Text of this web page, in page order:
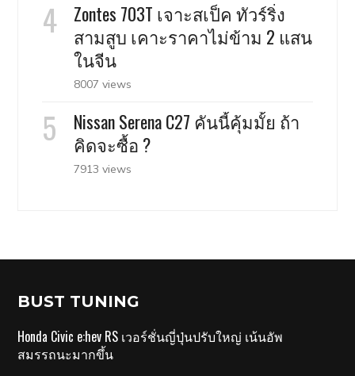
Zontes 703T เจาะสเป็ค ทัวร์ริ่ง
สามสูบ เคาะราคาไม่ข้าม 2 แสน
ในจีน
8007 views
Nissan Serena C27 คันนี้คุ้มมั้ย ถ้า
คิดจะซื้อ ?
7913 views
BUST TUNING
Honda Civic e:hev RS เวอร์ชั่นญี่ปุ่นปรับใหญ่ เน้นอัพ
สมรรถนะมากขึ้น